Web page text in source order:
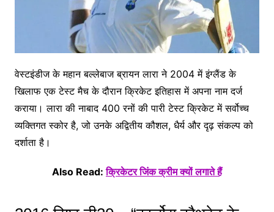
वेस्टइंडीज के महान बल्लेबाज ब्रायन लारा ने 2004 में इंग्लैंड के
खिलाफ एक टेस्ट मैच के दौरान क्रिकेट इतिहास में अपना नाम दर्ज
कराया। लारा की नाबाद 400 रनों की पारी टेस्ट क्रिकेट में सर्वोच्च
व्यक्तिगत स्कोर है, जो उनके अद्वितीय कौशल, धैर्य और दृढ़ संकल्प को
दर्शाता है।
Also Read:क्रिकेटर जिंक क्रीम क्यों लगाते हैं